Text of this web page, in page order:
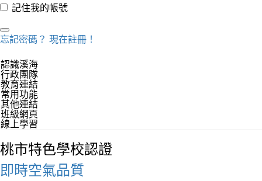
記住我的帳號
忘記密碼？ 現在註冊！
認識溪海
行政團隊
教育連結
常用功能
其他連結
班級網頁
線上學習
桃市特色學校認證
即時空氣品質